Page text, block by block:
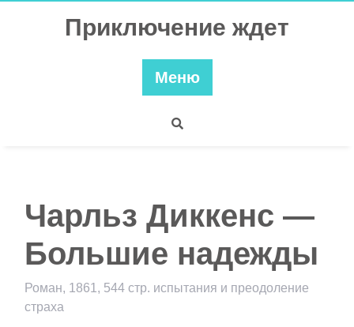
Приключение ждет
Меню
Чарльз Диккенс —
Большие надежды
Роман, 1861, 544 стр. испытания и преодоление
страха